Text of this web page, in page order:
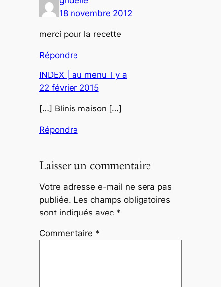
18 novembre 2012
merci pour la recette
Répondre
INDEX | au menu il y a
22 février 2015
[…] Blinis maison […]
Répondre
Laisser un commentaire
Votre adresse e-mail ne sera pas
publiée. Les champs obligatoires
sont indiqués avec *
Commentaire *